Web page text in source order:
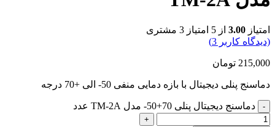
امتیاز 3.00 از 5 امتیاز 3 مشتری
(دیدگاه کاربر 3
)
215,000 تومان
دماسنج پنلی دیجیتال با بازه دمایی منفی 50- الی +70 درجه
دماسنج دیجیتال پنلی 70+50- مدل TM-2A عدد